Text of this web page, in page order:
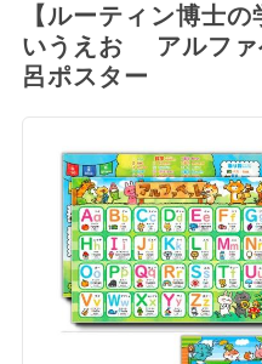
【ルーティン博士
いうえお アルフ
呂ポスター